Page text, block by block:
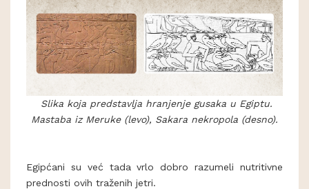
Slika koja predstavlja hranjenje gusaka u Egiptu.
Mastaba iz Meruke (levo), Sakara nekropola (desno).
Egipćani su već tada vrlo dobro razumeli nutritivne
prednosti ovih traženih jetri.